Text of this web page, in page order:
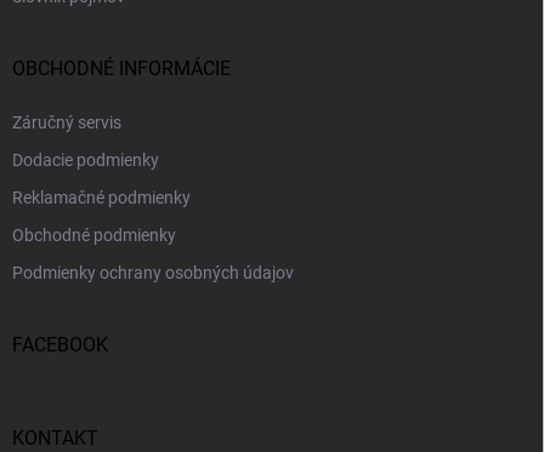
OBCHODNÉ INFORMÁCIE
Záručný servis
Dodacie podmienky
Reklamačné podmienky
Obchodné podmienky
Podmienky ochrany osobných údajov
FACEBOOK
KONTAKT